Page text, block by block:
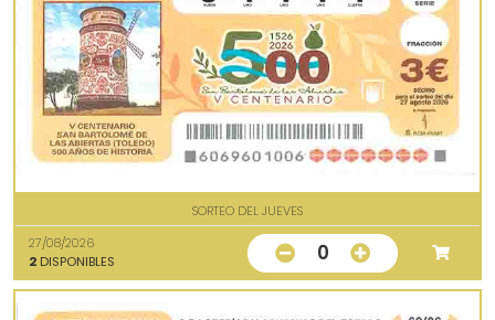
SORTEO DEL JUEVES
27/08/2026
2 DISPONIBLES 0